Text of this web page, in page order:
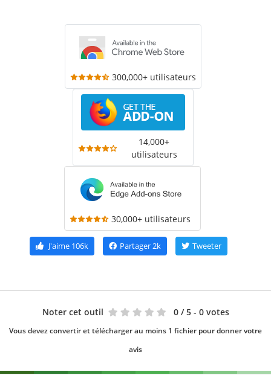
300,000+ utilisateurs
14,000+
utilisateurs
30,000+ utilisateurs
J'aime106k Partager2k Tweeter
Noter cet outil 0 / 5 - 0 votes
Vous devez convertir et télécharger au moins 1 fichier pour donner votre
avis